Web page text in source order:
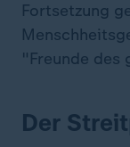
Fortsetzung
"Freunde des
Der